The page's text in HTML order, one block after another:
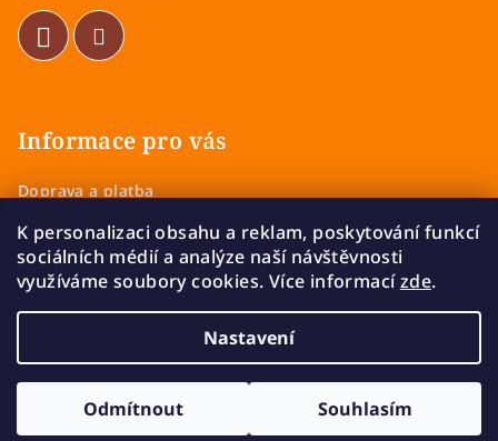
K personalizaci obsahu a reklam, poskytování funkcí
sociálních médií a analýze naší návštěvnosti
využíváme soubory cookies. Více informacízde.
Nastavení
Odmítnout Souhlasím
Informace pro vás
Doprava a platba
Zásady ochrany osobních údajů
Vrácení a výměna zboží
Upravit nastavení cookies
Vytvořil Shoptet